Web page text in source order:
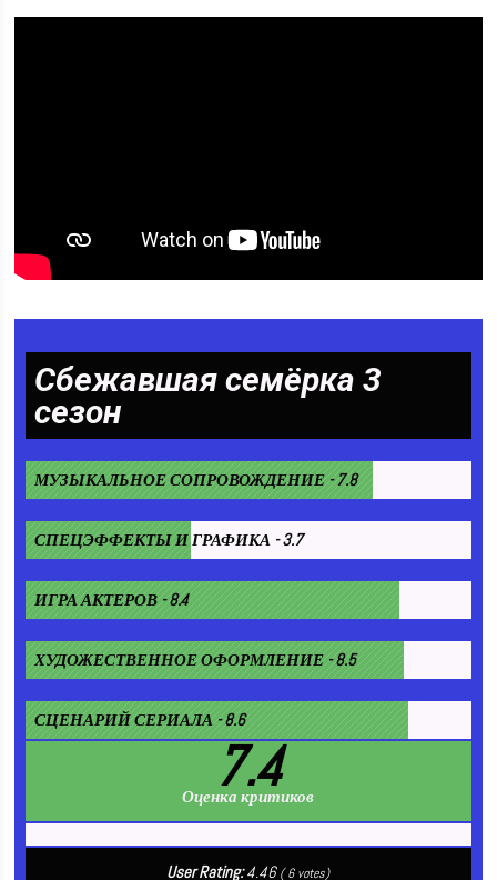
Сбежавшая семёрка 3
сезон
МУЗЫКАЛЬНОЕ СОПРОВОЖДЕНИЕ - 7.8
СПЕЦЭФФЕКТЫ И ГРАФИКА - 3.7
ИГРА АКТЕРОВ - 8.4
ХУДОЖЕСТВЕННОЕ ОФОРМЛЕНИЕ - 8.5
СЦЕНАРИЙ СЕРИАЛА - 8.6
7.4
Оценка критиков
User Rating:4.46 (6votes)